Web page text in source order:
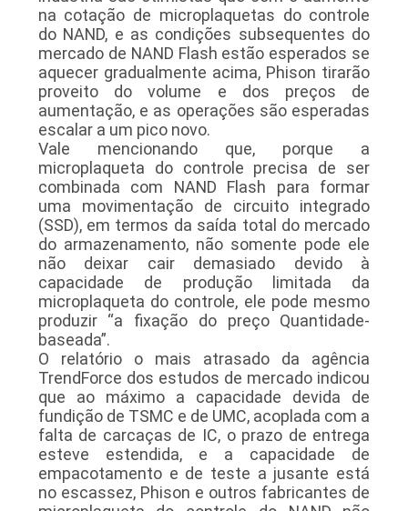
na cotação de microplaquetas do controle
do NAND, e as condições subsequentes do
mercado de NAND Flash estão esperados se
aquecer gradualmente acima, Phison tirarão
proveito do volume e dos preços de
aumentação, e as operações são esperadas
escalar a um pico novo.
Vale mencionando que, porque a
microplaqueta do controle precisa de ser
combinada com NAND Flash para formar
uma movimentação de circuito integrado
(SSD), em termos da saída total do mercado
do armazenamento, não somente pode ele
não deixar cair demasiado devido à
capacidade de produção limitada da
microplaqueta do controle, ele pode mesmo
produzir “a fixação do preço Quantidade-
baseada”.
O relatório o mais atrasado da agência
TrendForce dos estudos de mercado indicou
que ao máximo a capacidade devida de
fundição de TSMC e de UMC, acoplada com a
falta de carcaças de IC, o prazo de entrega
esteve estendida, e a capacidade de
empacotamento e de teste a jusante está
no escassez, Phison e outros fabricantes de